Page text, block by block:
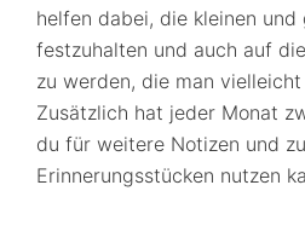
helfen dabei, die kleinen
festzuhalten und auch auf
zu werden, die man
Zusätzlich hat jeder Monat
du für weitere Notizen und
Erinnerungsstücken nutzen